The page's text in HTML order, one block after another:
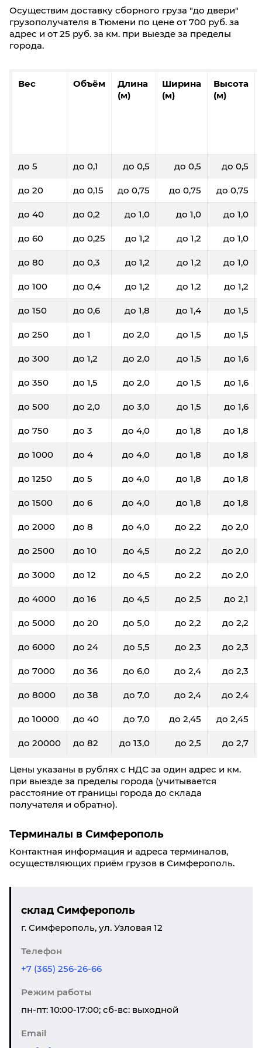
Осуществим доставку сборного груза "до двери"
грузополучателя в Тюмени по цене от 700 руб. за
адрес и от 25 руб. за км. при выезде за пределы
города.
Вес Объём
Длина
(м)
Ширина
(м)
Высота
(м)
до 5 до 0,1 до 0,5 до 0,5 до 0,5
до 20 до 0,15 до 0,75 до 0,75 до 0,75
до 40 до 0,2 до 1,0 до 1,0 до 1,0
до 60 до 0,25 до 1,2 до 1,2 до 1,0
до 80 до 0,3 до 1,2 до 1,2 до 1,0
до 100 до 0,4 до 1,2 до 1,2 до 1,2
до 150 до 0,6 до 1,8 до 1,4 до 1,5
до 250 до 1 до 2,0 до 1,5 до 1,5
до 300 до 1,2 до 2,0 до 1,5 до 1,6
до 350 до 1,5 до 2,0 до 1,5 до 1,6
до 500 до 2,0 до 3,0 до 1,5 до 1,6
до 750 до 3 до 4,0 до 1,8 до 1,8
до 1000 до 4 до 4,0 до 1,8 до 1,8
до 1250 до 5 до 4,0 до 1,8 до 1,8
до 1500 до 6 до 4,0 до 1,8 до 1,8
до 2000 до 8 до 4,0 до 2,2 до 2,0
до 2500 до 10 до 4,5 до 2,2 до 2,0
до 3000 до 12 до 4,5 до 2,2 до 2,0
до 4000 до 16 до 4,5 до 2,5 до 2,1
до 5000 до 20 до 5,0 до 2,2 до 2,2
до 6000 до 24 до 5,5 до 2,3 до 2,3
до 7000 до 36 до 6,0 до 2,4 до 2,3
до 8000 до 38 до 7,0 до 2,4 до 2,4
до 10000 до 40 до 7,0 до 2,45 до 2,45
до 20000 до 82 до 13,0 до 2,5 до 2,7
Цены указаны в рублях с НДС за один адрес и км.
при выезде за пределы города (учитывается
расстояние от границы города до склада
получателя и обратно).
Терминалы в Симферополь
Контактная информация и адреса терминалов,
осуществляющих приём грузов в Симферополь.
склад Симферополь
г. Симферополь, ул. Узловая 12
Телефон
+7 (365) 256-26-66
Режим работы
пн-пт: 10:00-17:00; сб-вс: выходной
Email